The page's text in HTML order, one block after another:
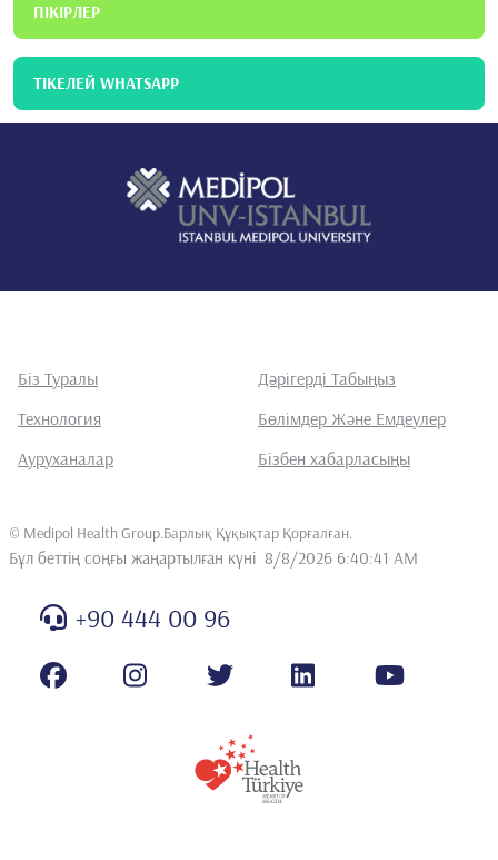
ПІКІРЛЕР
ТІКЕЛЕЙ WHATSAPP
Біз Туралы
Дәрігерді Табыңыз
Технология
Бөлімдер Және Емдеулер
Ауруханалар
Бізбен хабарласыңы
© Medipol Health Group.Барлық Құқықтар Қорғалған
Бұл беттің соңғы жаңартылған күні 8/8/2026 6:40:41 AM
+90 444 00 96